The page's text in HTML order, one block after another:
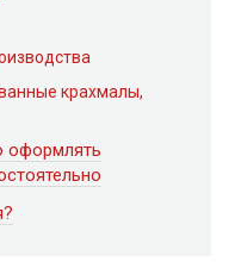
крахмалы,
оформлять